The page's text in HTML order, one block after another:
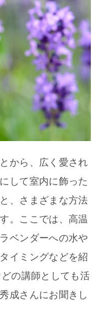
から、広く愛され
して室内に飾った
、さまざまな方法
。ここでは、高温
ベンダーへの水や
イミングなどを紹
の講師としても活
成さんにお聞きし